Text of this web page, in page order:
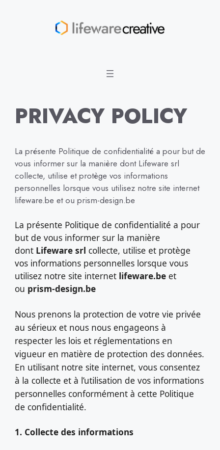
PRIVACY POLICY
La présente Politique de confidentialité a pour but de
vous informer sur la manière dont Lifeware srl
collecte, utilise et protège vos informations
personnelles lorsque vous utilisez notre site internet
lifeware.be et ou prism-design.be
La présente Politique de confidentialité a pour
but de vous informer sur la manière
dont Lifeware srl collecte, utilise et protège
vos informations personnelles lorsque vous
utilisez notre site internet lifeware.be et
ou prism-design.be
Nous prenons la protection de votre vie privée
au sérieux et nous nous engageons à
respecter les lois et réglementations en
vigueur en matière de protection des données.
En utilisant notre site internet, vous consentez
à la collecte et à l’utilisation de vos informations
personnelles conformément à cette Politique
de confidentialité.
1. Collecte des informations